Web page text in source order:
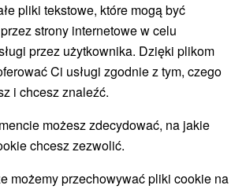
obecnie zamknięty z naszą ofertą!
recenzji
pliki tekstowe, które mogą być
strony internetowe w celu
przez użytkownika. Dzięki plikom
Ci usługi zgodnie z tym, czego
i chcesz znaleźć.
możesz zdecydować, na jakie
chcesz zezwolić.
możemy przechowywać pliki cookie na